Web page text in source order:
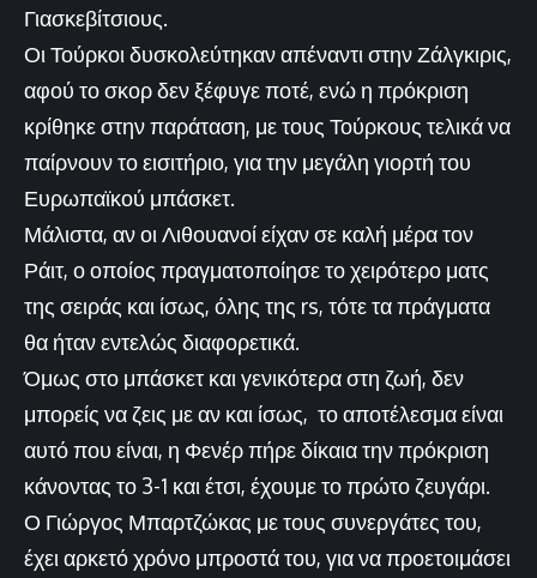
Γιασκεβίτσιους.
Οι Τούρκοι δυσκολεύτηκαν απέναντι στην Ζάλγκιρις,
αφού το σκορ δεν ξέφυγε ποτέ, ενώ η πρόκριση
κρίθηκε στην παράταση, με τους Τούρκους τελικά να
παίρνουν το εισιτήριο, για την μεγάλη γιορτή του
Ευρωπαϊκού μπάσκετ.
Μάλιστα, αν οι Λιθουανοί είχαν σε καλή μέρα τον
Ράιτ, ο οποίος πραγματοποίησε το χειρότερο ματς
της σειράς και ίσως, όλης της rs, τότε τα πράγματα
θα ήταν εντελώς διαφορετικά.
Όμως στο μπάσκετ και γενικότερα στη ζωή, δεν
μπορείς να ζεις με αν και ίσως, το αποτέλεσμα είναι
αυτό που είναι, η Φενέρ πήρε δίκαια την πρόκριση
κάνοντας το 3-1 και έτσι, έχουμε το πρώτο ζευγάρι.
Ο Γιώργος Μπαρτζώκας με τους συνεργάτες του,
έχει αρκετό χρόνο μπροστά του, για να προετοιμάσει